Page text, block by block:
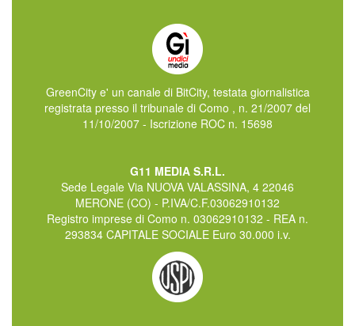
GreenCity e' un canale di BitCity, testata giornalistica
registrata presso il tribunale di Como , n. 21/2007 del
11/10/2007 - Iscrizione ROC n. 15698
G11 MEDIA S.R.L.
Sede Legale Via NUOVA VALASSINA, 4 22046
MERONE (CO) - P.IVA/C.F.03062910132
Registro imprese di Como n. 03062910132 - REA n.
293834 CAPITALE SOCIALE Euro 30.000 i.v.